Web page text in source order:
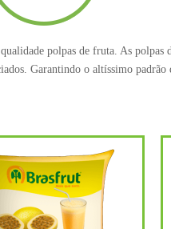
polpas de fruta. As polpas
Garantindo o altíssimo